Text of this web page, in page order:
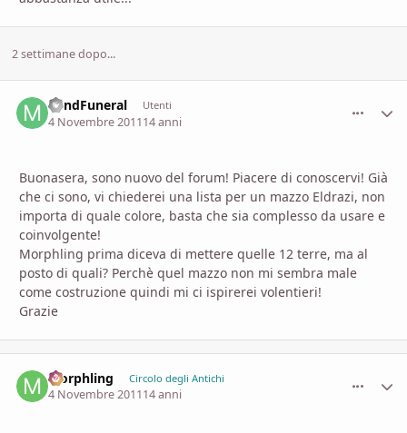
2 settimane dopo...
MindFuneral Utenti
4 Novembre 201114 anni
Buonasera, sono nuovo del forum! Piacere di conoscervi! Già
che ci sono, vi chiederei una lista per un mazzo Eldrazi, non
importa di quale colore, basta che sia complesso da usare e
coinvolgente!
Morphling prima diceva di mettere quelle 12 terre, ma al
posto di quali? Perchè quel mazzo non mi sembra male
come costruzione quindi mi ci ispirerei volentieri!
Grazie
Morphling Circolo degli Antichi
4 Novembre 201114 anni